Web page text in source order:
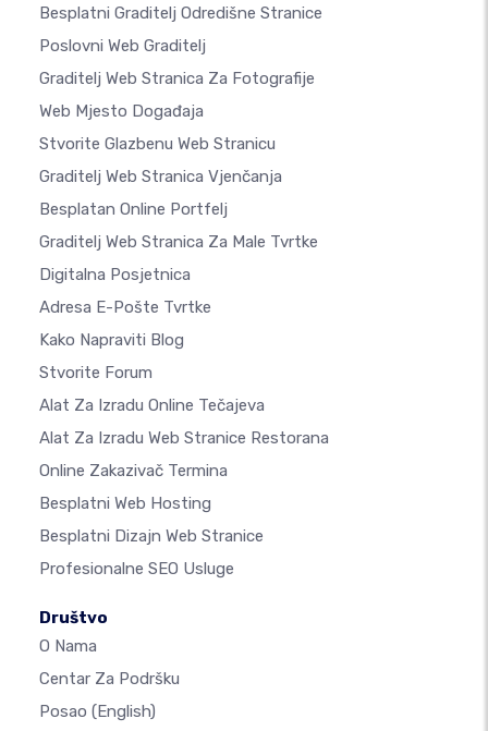
Besplatni Graditelj Odredišne Stranice
Poslovni Web Graditelj
Graditelj Web Stranica Za Fotografije
Web Mjesto Događaja
Stvorite Glazbenu Web Stranicu
Graditelj Web Stranica Vjenčanja
Besplatan Online Portfelj
Graditelj Web Stranica Za Male Tvrtke
Digitalna Posjetnica
Adresa E-Pošte Tvrtke
Kako Napraviti Blog
Stvorite Forum
Alat Za Izradu Online Tečajeva
Alat Za Izradu Web Stranice Restorana
Online Zakazivač Termina
Besplatni Web Hosting
Besplatni Dizajn Web Stranice
Profesionalne SEO Usluge
Društvo
O Nama
Centar Za Podršku
Posao (English)